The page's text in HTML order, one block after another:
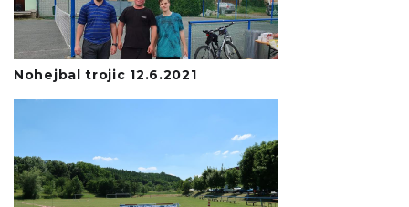
Nohejbal trojic 12.6.2021